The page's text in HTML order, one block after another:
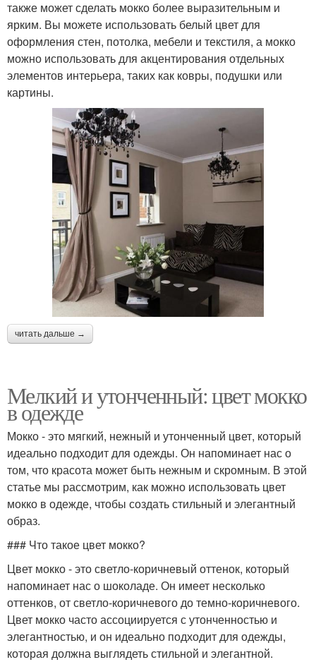
также может сделать мокко более выразительным и
ярким. Вы можете использовать белый цвет для
оформления стен, потолка, мебели и текстиля, а мокко
можно использовать для акцентирования отдельных
элементов интерьера, таких как ковры, подушки или
картины.
читать дальше →
Мелкий и утонченный: цвет мокко
в одежде
Мокко - это мягкий, нежный и утонченный цвет, который
идеально подходит для одежды. Он напоминает нас о
том, что красота может быть нежным и скромным. В этой
статье мы рассмотрим, как можно использовать цвет
мокко в одежде, чтобы создать стильный и элегантный
образ.
### Что такое цвет мокко?
Цвет мокко - это светло-коричневый оттенок, который
напоминает нас о шоколаде. Он имеет несколько
оттенков, от светло-коричневого до темно-коричневого.
Цвет мокко часто ассоциируется с утонченностью и
элегантностью, и он идеально подходит для одежды,
которая должна выглядеть стильной и элегантной.